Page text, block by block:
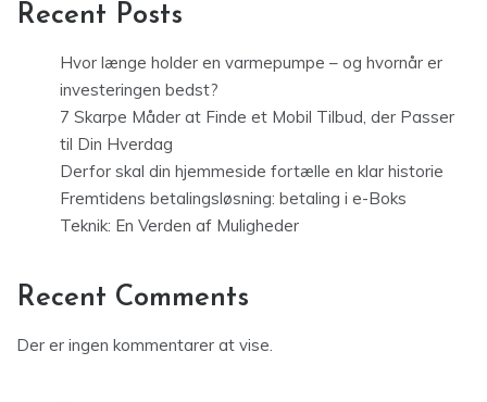
Recent Posts
Hvor længe holder en varmepumpe – og hvornår er
investeringen bedst?
7 Skarpe Måder at Finde et Mobil Tilbud, der Passer
til Din Hverdag
Derfor skal din hjemmeside fortælle en klar historie
Fremtidens betalingsløsning: betaling i e-Boks
Teknik: En Verden af Muligheder
Recent Comments
Der er ingen kommentarer at vise.